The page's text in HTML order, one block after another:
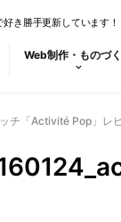
き勝手更新しています！
Web制作・ものづ
チ「Activité Pop」レ